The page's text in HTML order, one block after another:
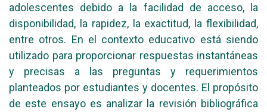
adolescentes debido a la facilidad de acceso, la
disponibilidad, la rapidez, la exactitud, la flexibilidad,
entre otros. En el contexto educativo está siendo
utilizado para proporcionar respuestas instantáneas
y precisas a las preguntas y requerimientos
planteados por estudiantes y docentes. El propósito
de este ensayo es analizar la revisión bibliográfica